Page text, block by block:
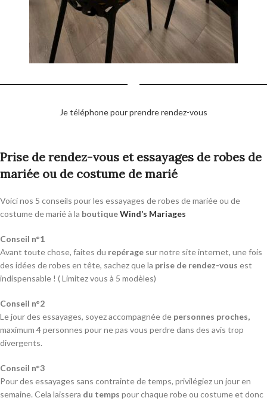
Je téléphone pour prendre rendez-vous
Prise de rendez-vous et essayages de robes de
mariée ou de costume de marié
Voici nos 5 conseils pour les essayages de robes de mariée ou de
costume de marié à la boutiqueWind’s Mariages
Conseil n°1
Avant toute chose, faites du repérage sur notre site internet, une fois
des idées de robes en tête, sachez que la prise de rendez-vous est
indispensable ! ( Limitez vous à 5 modèles)
Conseil n°2
Le jour des essayages, soyez accompagnée de personnes proches,
maximum 4 personnes pour ne pas vous perdre dans des avis trop
divergents.
Conseil n°3
Pour des essayages sans contrainte de temps, privilégiez un jour en
semaine. Cela laissera du temps pour chaque robe ou costume et donc